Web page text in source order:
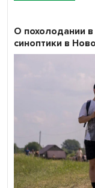
О похолодании
синоптики в